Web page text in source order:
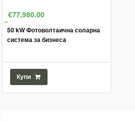
€77,980.00
50 kW Фотоволтаична соларна
система за бизнеса
Купи